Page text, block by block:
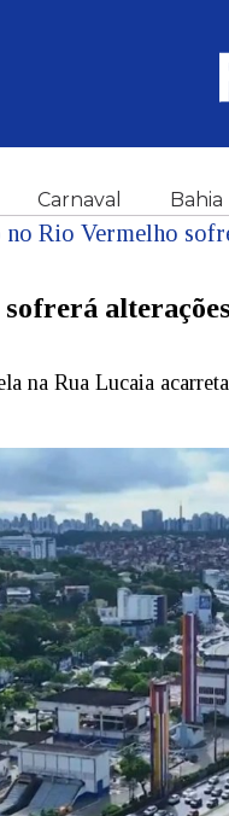
Carnaval Bahia
na Rua Lucaia